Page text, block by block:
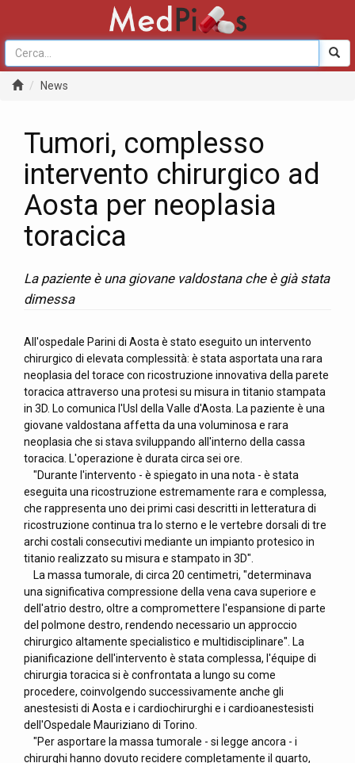
News
Tumori, complesso
intervento chirurgico ad
Aosta per neoplasia
toracica
La paziente è una giovane valdostana che è già stata
dimessa
All'ospedale Parini di Aosta è stato eseguito un intervento
chirurgico di elevata complessità: è stata asportata una rara
neoplasia del torace con ricostruzione innovativa della parete
toracica attraverso una protesi su misura in titanio stampata
in 3D. Lo comunica l'Usl della Valle d'Aosta. La paziente è una
giovane valdostana affetta da una voluminosa e rara
neoplasia che si stava sviluppando all'interno della cassa
toracica. L'operazione è durata circa sei ore.
"Durante l'intervento - è spiegato in una nota - è stata
eseguita una ricostruzione estremamente rara e complessa,
che rappresenta uno dei primi casi descritti in letteratura di
ricostruzione continua tra lo sterno e le vertebre dorsali di tre
archi costali consecutivi mediante un impianto protesico in
titanio realizzato su misura e stampato in 3D".
La massa tumorale, di circa 20 centimetri, "determinava
una significativa compressione della vena cava superiore e
dell'atrio destro, oltre a compromettere l'espansione di parte
del polmone destro, rendendo necessario un approccio
chirurgico altamente specialistico e multidisciplinare". La
pianificazione dell'intervento è stata complessa, l'équipe di
chirurgia toracica si è confrontata a lungo su come
procedere, coinvolgendo successivamente anche gli
anestesisti di Aosta e i cardiochirurghi e i cardioanestesisti
dell'Ospedale Mauriziano di Torino.
"Per asportare la massa tumorale - si legge ancora - i
chirurghi hanno dovuto recidere completamente il quarto,